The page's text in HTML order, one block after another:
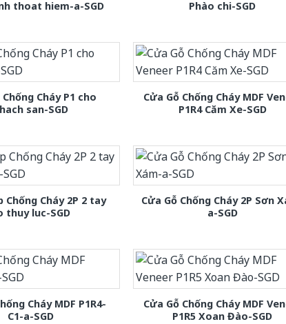
thoat hiem-a-SGD
Phào chi-SGD
Chống Cháy P1 cho
san-SGD
Cửa Gỗ Chống Cháy MDF
P1R4 Căm Xe-SGD
Chống Cháy 2P 2 tay
thuy luc-SGD
Cửa Gỗ Chống Cháy 2P Sơn
a-SGD
Cháy MDF P1R4-
C1-a-SGD
Cửa Gỗ Chống Cháy MDF
P1R5 Xoan Đào-SGD